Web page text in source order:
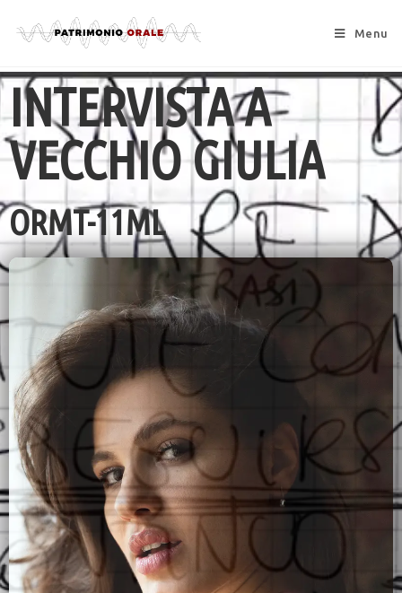
Menu
INTERVISTA A
VECCHIO GIULIA
ORMT-11ML